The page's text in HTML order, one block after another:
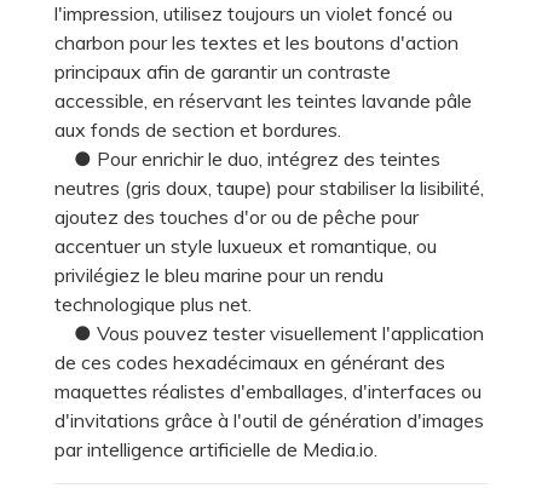
l'impression, utilisez toujours un violet foncé ou
charbon pour les textes et les boutons d'action
principaux afin de garantir un contraste
accessible, en réservant les teintes lavande pâle
aux fonds de section et bordures.
● Pour enrichir le duo, intégrez des teintes
neutres (gris doux, taupe) pour stabiliser la lisibilité,
ajoutez des touches d'or ou de pêche pour
accentuer un style luxueux et romantique, ou
privilégiez le bleu marine pour un rendu
technologique plus net.
● Vous pouvez tester visuellement l'application
de ces codes hexadécimaux en générant des
maquettes réalistes d'emballages, d'interfaces ou
d'invitations grâce à l'outil de génération d'images
par intelligence artificielle de Media.io.